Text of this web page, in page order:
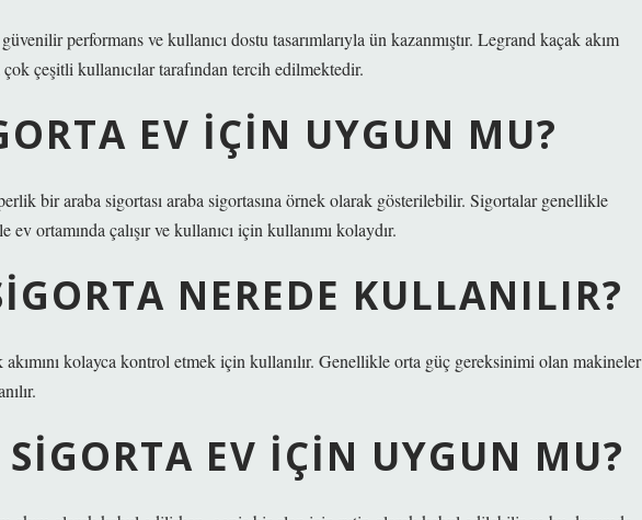
performans ve kullanıcı dostu tasarımlarıyla ün kazanmıştır. Legrand kaçak akım
çeşitli kullanıcılar tarafından tercih edilmektedir.
EV IÇIN UYGUN MU?
bir araba sigortası araba sigortasına örnek olarak gösterilebilir. Sigortalar genellikle
ortamında çalışır ve kullanıcı için kullanımı kolaydır.
NEREDE KULLANILIR?
kolayca kontrol etmek için kullanılır. Genellikle orta güç gereksinimi olan makineler
EV IÇIN UYGUN MU?